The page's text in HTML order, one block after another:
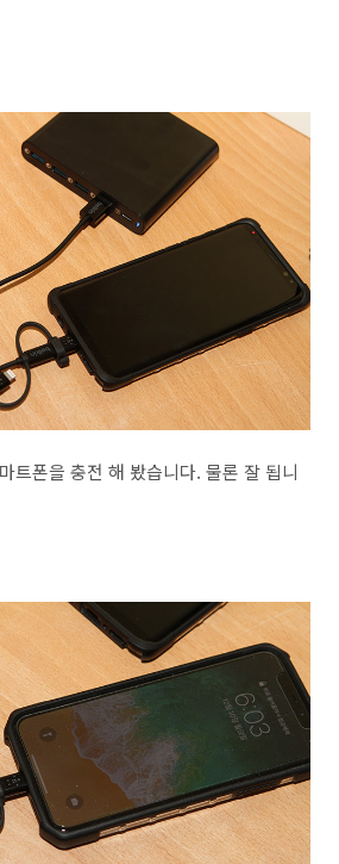
트폰을 충전 해 봤습니다. 물론 잘 됩니